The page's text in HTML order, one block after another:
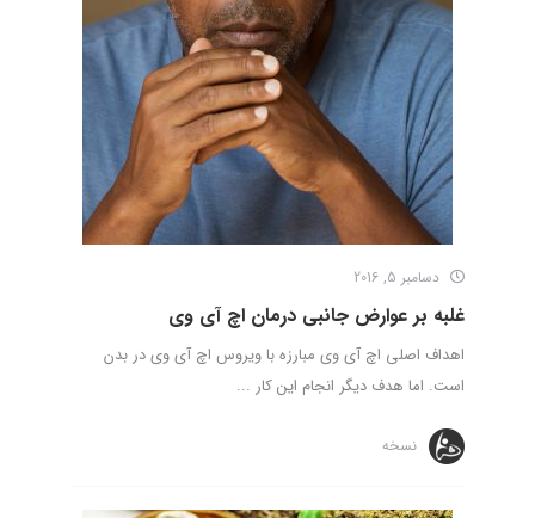
دسامبر 5, 2016
غلبه بر عوارض جانبی درمان اچ آی وی
اهداف اصلی اچ آی وی مبارزه با ویروس اچ آی وی در بدن
است. اما هدف دیگر انجام این کار ...
نسخه